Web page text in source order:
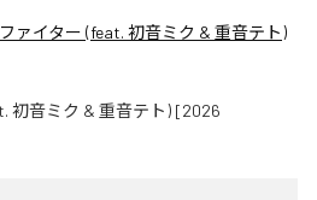
ァイター (feat. 初音ミク & 重音テト)